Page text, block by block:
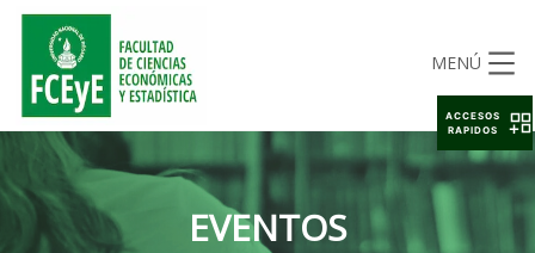
MENÚ
EVENTOS
ACCESOS
RAPIDOS